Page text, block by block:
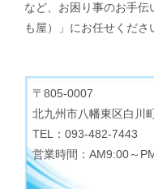
など、お困り事のお手
も屋）」にお任せくださ
〒805-0007
北九州市八幡東区白川
TEL：093-482-7443
営業時間：AM9:00～